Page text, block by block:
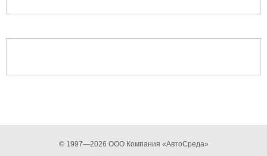
© 1997—2026 ООО Компания «АвтоСреда»